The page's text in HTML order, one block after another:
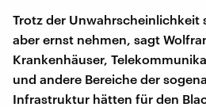
Trotz der Unwahrscheinlichkeit
aber ernst nehmen, sagt
Krankenhäuser,
und andere Bereiche der
Infrastruktur hätten für den